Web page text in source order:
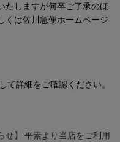
たしますが何卒ご了承のほ
くは佐川急便ホームページ
て詳細をご確認ください。
せ】 平素より当店をご利用